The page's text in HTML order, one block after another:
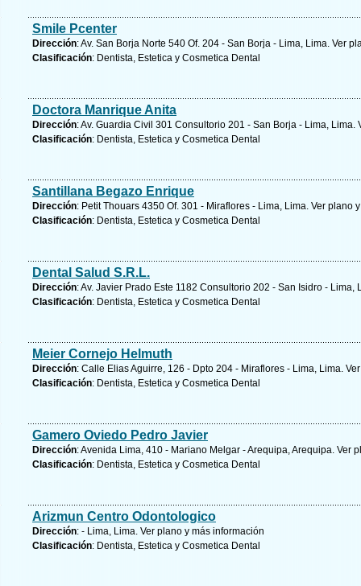
Smile Pcenter
Dirección: Av. San Borja Norte 540 Of. 204 - San Borja - Lima, Lima. Ver
Clasificación: Dentista, Estetica y Cosmetica Dental
Doctora Manrique Anita
Dirección: Av. Guardia Civil 301 Consultorio 201 - San Borja - Lima, Lima.
Clasificación: Dentista, Estetica y Cosmetica Dental
Santillana Begazo Enrique
Dirección: Petit Thouars 4350 Of. 301 - Miraflores - Lima, Lima. Ver plano y
Clasificación: Dentista, Estetica y Cosmetica Dental
Dental Salud S.R.L.
Dirección: Av. Javier Prado Este 1182 Consultorio 202 - San Isidro - Lima,
Clasificación: Dentista, Estetica y Cosmetica Dental
Meier Cornejo Helmuth
Dirección: Calle Elias Aguirre, 126 - Dpto 204 - Miraflores - Lima, Lima.
Clasificación: Dentista, Estetica y Cosmetica Dental
Gamero Oviedo Pedro Javier
Dirección: Avenida Lima, 410 - Mariano Melgar - Arequipa, Arequipa. Ver
Clasificación: Dentista, Estetica y Cosmetica Dental
Arizmun Centro Odontologico
Dirección: - Lima, Lima. Ver plano y más información
Clasificación: Dentista, Estetica y Cosmetica Dental